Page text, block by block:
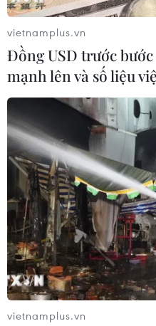
vietnamplus.vn
Đồng USD trước
mạnh lên và số liệu
vietnamplus.vn